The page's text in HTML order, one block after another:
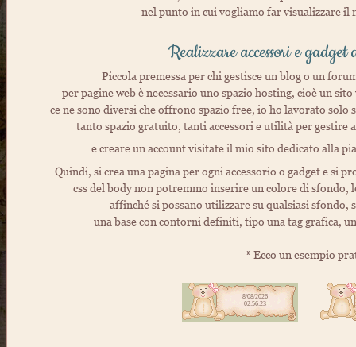
nel punto in cui vogliamo far visualizzare il
Realizzare accessori e
Piccola premessa per chi gestisce un blog o un
per pagine web è necessario uno spazio hosting, cioè un
ce ne sono diversi che offrono spazio free, io ho lavorato solo
tanto spazio gratuito, tanti accessori e utilità per gestire
e creare un account visitate il mio sito dedicato alla
Quindi, si crea una pagina per ogni accessorio o gadget e si
css del body non potremmo inserire un colore di sfondo,
affinché si possano utilizzare su qualsiasi
una base con contorni definiti, tipo una tag grafica,
* Ecco un esempio